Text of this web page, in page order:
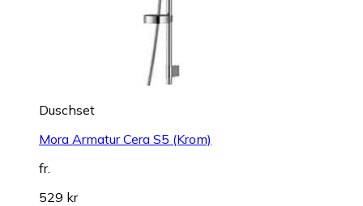
Duschset
Mora Armatur Cera S5 (Krom)
fr.
529 kr